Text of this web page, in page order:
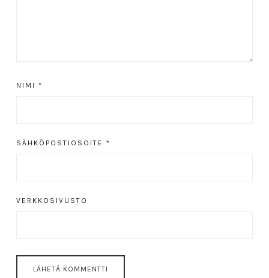
NIMI *
SÄHKÖPOSTIOSOITE *
VERKKOSIVUSTO